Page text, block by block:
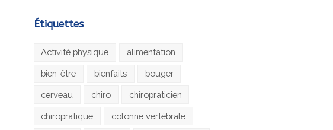
Étiquettes
Activité physique alimentation
bien-être bienfaits bouger
cerveau chiro chiropraticien
chiropratique colonne vertébrale